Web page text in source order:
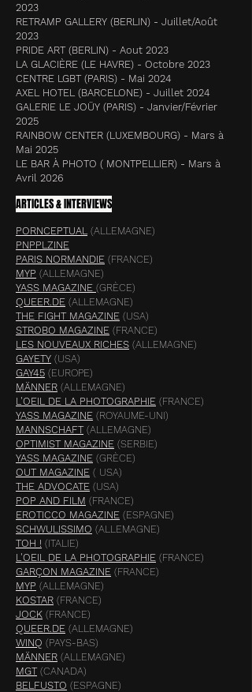
2023
RETRAMP GALLERY (BERLIN) - Juillet/Août
2023
PRIDE ART (BERLIN) - Aout 2023
LA GLACIÈRE (LE HAVRE) - Octobre 2023
CENTRE LGBT (PARIS) - Mai 2024
AXEL HOTEL (BARCELONE) - Juillet 2024
GALERIE LE JOÜY (PARIS) - Janvier/Février
2025
RAINBOW CENTER (LUXEMBOURG) - Mars à
Mai 2025
LE BAR À PHOTO ( MONTPELLIER) - Mars à
Avril 2026
ARTICLES & INTERVIEWS
PORNCEPTUAL (ALLEMAGNE)
PNPPLZINE
PARIS NORMANDIE (FRANCE)
MYP (ALLEMAGNE)
YASS MAGAZINE (GRÈCE)
QUEER.DE (ALLEMAGNE)
THE FIGHT MAGAZINE (USA)
STROBO MAGAZINE (FRANCE)
LES NOUVEAUX RICHES (ALLEMAGNE)
GAYETY (USA)
GAY45 (EUROPE)
MÄNNER (ALLEMAGNE)
L'OEIL DE LA PHOTOGRAPHIE (FRANCE)
YASS MAGAZINE (ROYAUME-UNI)
MANNSCHAFT(ALLEMAGNE)
OPTIMIST MAGAZINE (SERBIE)
YASS MAGAZINE (GRÈCE)
OUT MAGAZINE ( USA)
THE ADVOCATE (USA)
POP AND FILM (FRANCE)
EROTICCO MAGAZINE (ESPAGNE)
SCHWULISSIMO (ALLEMAGNE)
TOH ! (ITALIE)
L'OEIL DE LA PHOTOGRAPHIE (FRANCE)
GARÇON MAGAZINE (FRANCE)
MYP (ALLEMAGNE)
KOSTAR (FRANCE)
JOCK (FRANCE)
QUEER.DE (ALLEMAGNE)
WINQ (PAYS-BAS)
MÄNNER (ALLEMAGNE)
MGT (CANADA)
BELFUSTO (ESPAGNE)